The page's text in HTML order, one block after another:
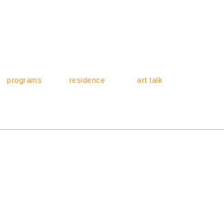
programs residence art talk